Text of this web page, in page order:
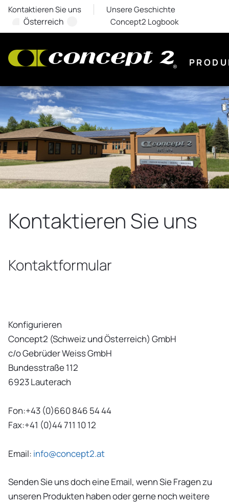
Kontaktieren Sie uns Unsere Geschichte
Österreich Concept2 Logbook
Kontaktieren Sie uns
Konfigurieren
Concept2 (Schweiz und Österreich) GmbH
c/o Gebrüder Weiss GmbH
Bundesstraße 112
6923 Lauterach
Fon:+43 (0)660 846 54 44
Fax:+41 (0)44 711 10 12
Email: info@concept2.at
Senden Sie uns doch eine Email, wenn Sie Fragen zu
unseren Produkten haben oder gerne noch weitere
Kontaktformular